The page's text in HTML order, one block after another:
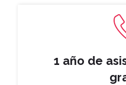
1 año de